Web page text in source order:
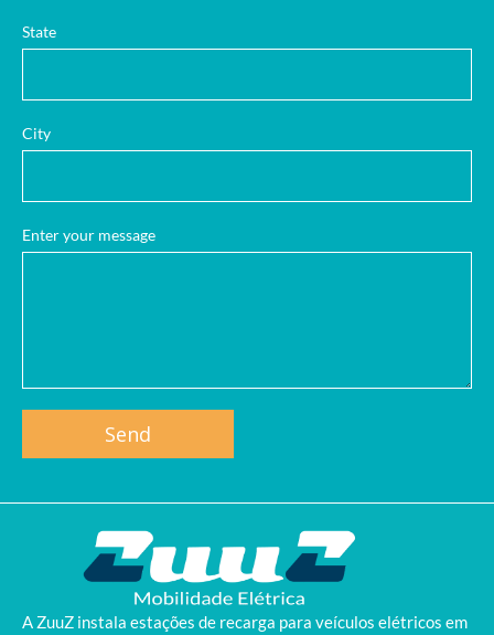
State
City
Enter your message
Send
A ZuuZ instala estações de recarga para veículos elétricos em